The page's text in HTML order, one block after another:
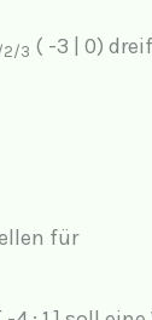
2/3 ( -3 | 0)
für